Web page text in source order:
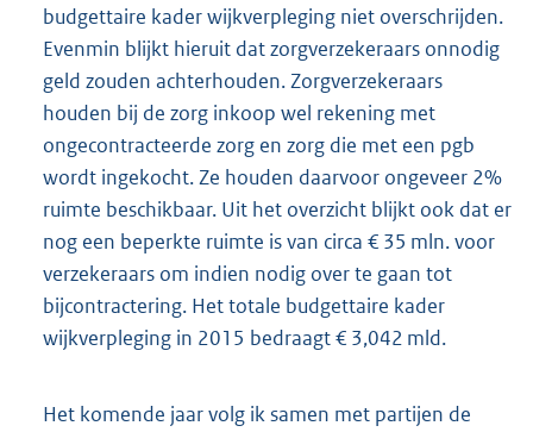
budgettaire kader wijkverpleging niet overschrijden.
Evenmin blijkt hieruit dat zorgverzekeraars onnodig
geld zouden achterhouden. Zorgverzekeraars
houden bij de zorg inkoop wel rekening met
ongecontracteerde zorg en zorg die met een pgb
wordt ingekocht. Ze houden daarvoor ongeveer 2%
ruimte beschikbaar. Uit het overzicht blijkt ook dat er
nog een beperkte ruimte is van circa € 35 mln. voor
verzekeraars om indien nodig over te gaan tot
bijcontractering. Het totale budgettaire kader
wijkverpleging in 2015 bedraagt € 3,042 mld.
Het komende jaar volg ik samen met partijen de